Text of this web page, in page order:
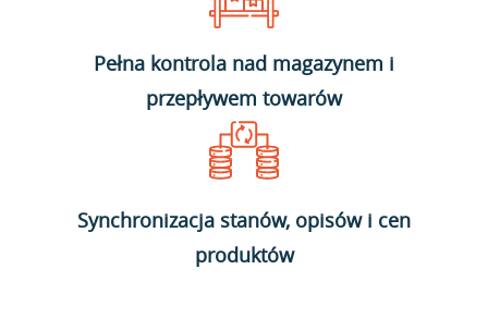
Pełna kontrola nad magazynem i
przepływem towarów
Synchronizacja stanów, opisów i cen
produktów